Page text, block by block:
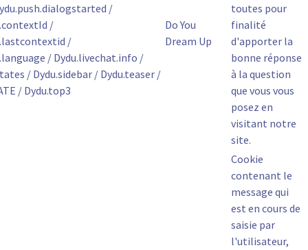
/
/
/
/ Dydu.livechat.info /
/ Dydu.sidebar / Dydu.teaser /
/ Dydu.top3
Do You
Dream Up
toutes pour
finalité
d'apporter la
bonne réponse
à la question
que vous vous
posez en
visitant notre
site.
Cookie
contenant le
message qui
est en cours de
saisie par
l'utilisateur,